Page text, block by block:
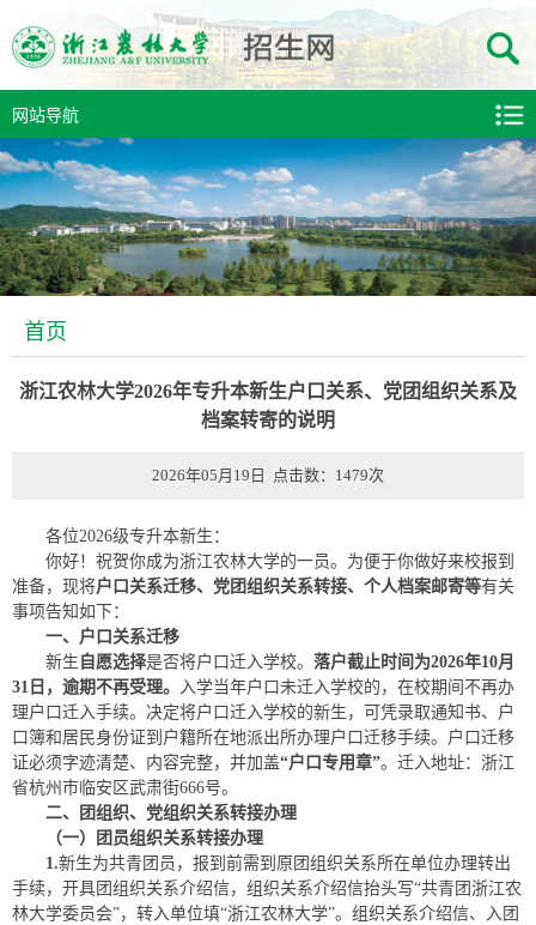
网站导航
首页
浙江农林大学2026年专升本新生户口关系、党团组织关系及
档案转寄的说明
2026年05月19日 点击数： 1479次
各位2026级专升本新生：
你好！祝贺你成为浙江农林大学的一员。为便于你做好来校报到
准备，现将户口关系迁移、 党 团组织关系转接、 个人档案邮寄等有关
事项告知如下：
一、户口关系迁移
新生 自愿选择是否将户口迁入学校。 落户截止时间 为2026年10月
31日，逾期不再受理。
入学当年户口未迁入学校的，在校期间不再办
理户口迁入手续。决定将户口迁入学校的新生，可凭录取通知书、户
口簿和居民身份证到户籍所在地派出所办理户口迁移手续。户口迁移
证必须字迹清楚、内容完整，并加盖“户口专用章”。迁入地址：浙江
省杭州市临安区武肃街666号。
二、团组织、 党组织关系转接办理
（一）团员组织关系转接办理
1.新生为共青团员，报到前需到原团组织关系所在单位办理转出
手续，开具团组织关系介绍信，组织关系介绍信抬头写“共青团浙江农
林大学委员会”，转入单位填“浙江农林大学”。组织关系介绍信、入团